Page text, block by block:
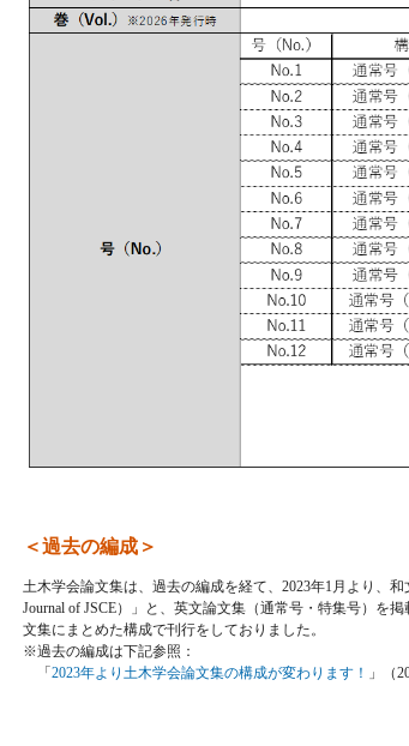
＜過去の編成＞
土木学会論文集は、過去の編成を経て、2023年1月より、
Journal of JSCE）」と、英文論文集（通常号・特集号）を
文集にまとめた構成で刊行をしておりました。
※過去の編成は下記参照：
「 2023年より土木学会論文集の構成が変わります！ 」（